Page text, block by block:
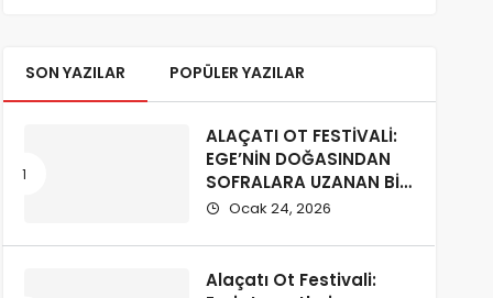
SON YAZILAR POPÜLER YAZILAR
ALAÇATI OT FESTİVALİ:
EGE’NİN DOĞASINDAN
SOFRALARA UZANAN BİR
KÜLTÜR YOLCULUĞU
Ocak 24, 2026
Alaçatı Ot Festivali: